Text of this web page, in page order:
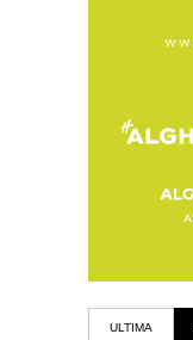
ULTIMA